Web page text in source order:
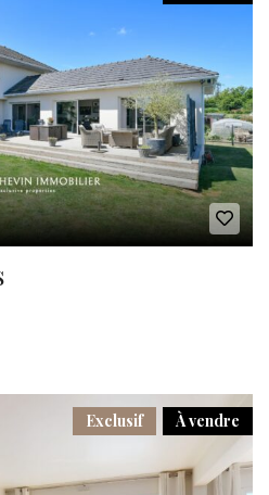
À vendre
Exclusif